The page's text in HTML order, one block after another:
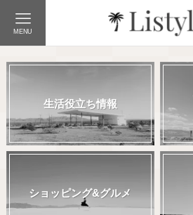
MENU
生活役立ち情報
ショッピング&グルメ